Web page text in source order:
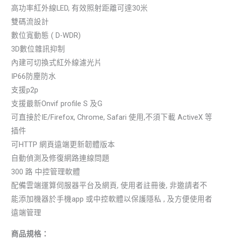
高功率紅外線LED, 有效照射距離可達30米
雙碼流設計
數位寬動態 ( D-WDR)
3D數位雜訊抑制
內建可切換式紅外線濾光片
IP66防塵防水
支援p2p
支援最新Onvif profile S 及G
可直接於IE/Firefox, Chrome, Safari 使用,不須下載 ActiveX 等
插件
可HTTP 網頁遠端更新韌體版本
自動偵測及修復網路連線問題
300 路 中控管理軟體
配備雲端運算伺服器平台及網頁, 使用者註冊後, 非邀請者不
能添加機器於手機app 或中控軟體以保護隱私 , 及方便使用者
遠端管理
商品規格：